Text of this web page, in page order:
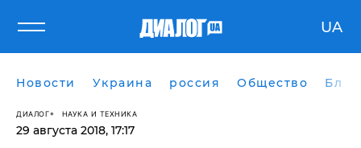
UA
Новости Украина россия Общество
ДИАЛОГ НАУКА И ТЕХНИКА
29 августа 2018, 17:17